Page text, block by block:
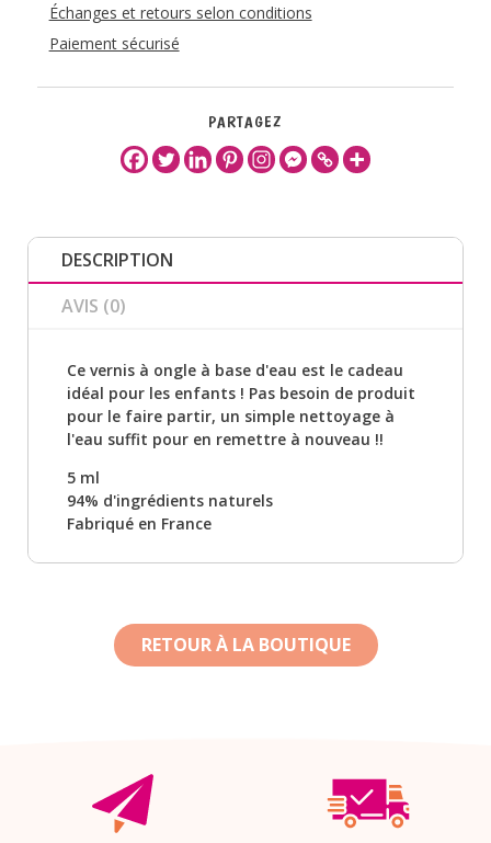
Échanges et retours selon conditions
Paiement sécurisé
PARTAGEZ
DESCRIPTION
AVIS (0)
Ce vernis à ongle à base d'eau est le cadeau
idéal pour les enfants ! Pas besoin de produit
pour le faire partir, un simple nettoyage à
l'eau suffit pour en remettre à nouveau !!
5 ml
94% d'ingrédients naturels
Fabriqué en France
RETOUR À LA BOUTIQUE